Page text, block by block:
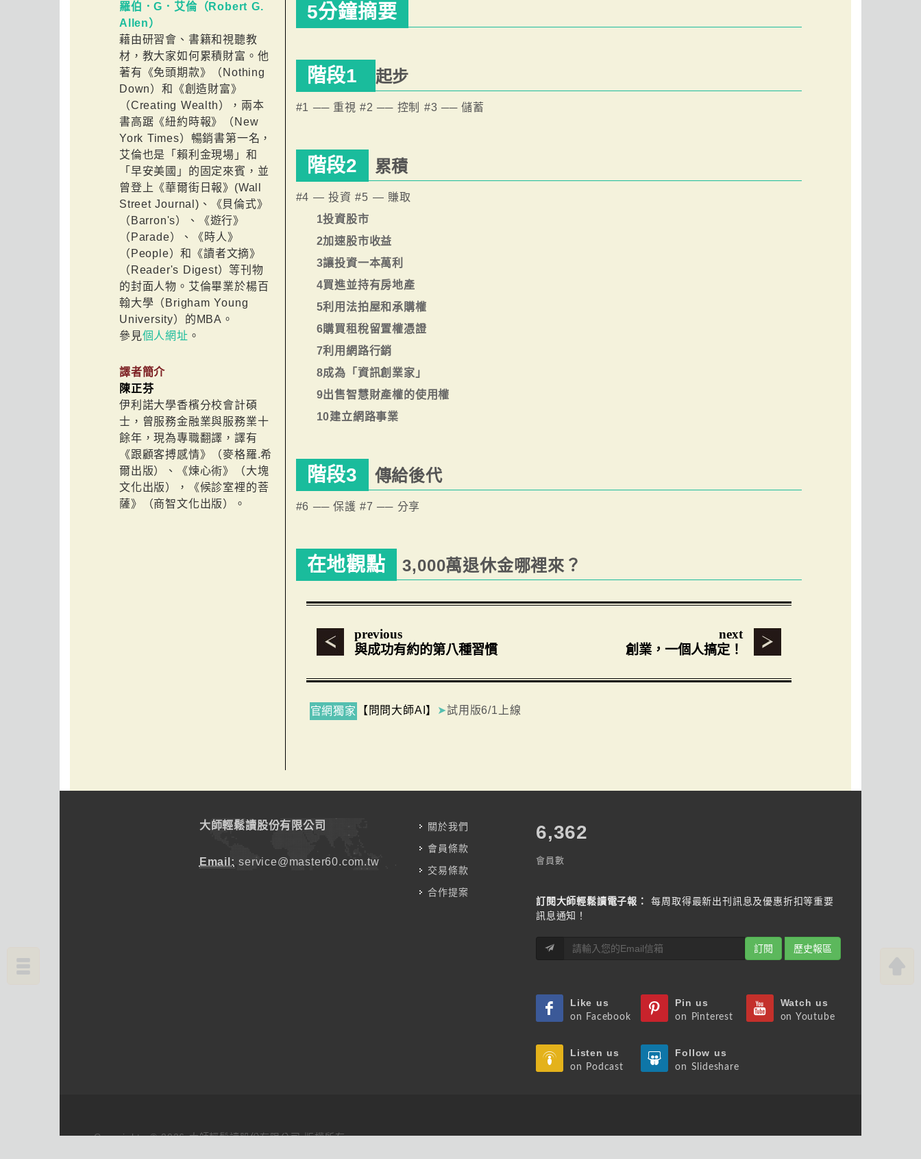
羅伯．G．艾倫（Robert G.
Allen）
藉由研習會、書籍和視聽教
材，教大家如何累積財富。他
著有《免頭期款》（Nothing
Down）和《創造財富》
（Creating Wealth），兩本
書高踞《紐約時報》（New
York Times）暢銷書第一名，
艾倫也是「賴利金現場」和
「早安美國」的固定來賓，並
曾登上《華爾街日報》(Wall
Street Journal)、《貝倫式》
（Barron's）、《遊行》
（Parade）、《時人》
（People）和《讀者文摘》
（Reader's Digest）等刊物
的封面人物。艾倫畢業於楊百
翰大學（Brigham Young
University）的MBA。
參見個人網址 。
譯者簡介
陳正芬
伊利諾大學香檳分校會計碩
士，曾服務金融業與服務業十
餘年，現為專職翻譯，譯有
《跟顧客搏感情》（麥格羅.希
爾出版）、《煉心術》（大塊
文化出版），《候診室裡的菩
薩》（商智文化出版）。
5分鐘摘要
階段1 起步
#1 ── 重視 #2 ── 控制 #3 ── 儲蓄
階段2 累積
#4 — 投資 #5 — 賺取
1投資股市
2加速股市收益
3讓投資一本萬利
4買進並持有房地產
5利用法拍屋和承購權
6購買租稅留置權憑證
7利用網路行銷
8成為「資訊創業家」
9出售智慧財產權的使用權
10建立網路事業
階段3 傳給後代
#6 ── 保護 #7 ── 分享
在地觀點 3,000萬退休金哪裡來？
previous
與成功有約的第八種習慣
next
創業，一個人搞定！
官網獨家 【問問大師AI】 ➤試用版6/1上線
大師輕鬆讀股份有限公司
Email: service@master60.com.tw
關於我們
會員條款
交易條款
合作提案
7,787
會員數
訂閱大師輕鬆讀電子報：
每周取得最新出刊訊息及優惠折扣等重要
訊息通知！
訂閱 歷史報區
Like us
on Facebook
Pin us
on Pinterest
Watch us
on Youtube
Listen us
on Podcast
Follow us
on Slideshare
Copyrights © 2026 大師輕鬆讀股份有限公司 版權所有.